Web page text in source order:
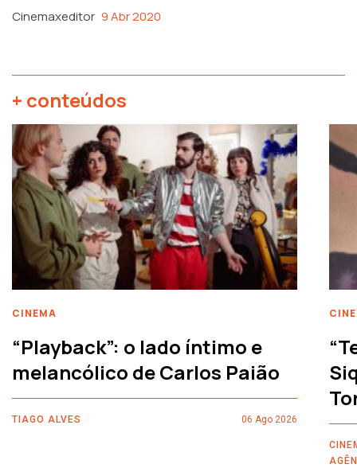
Cinemaxeditor 9 Abr 2020
+ conteúdos
CINEMA
“Playback”: o lado íntimo e
melancólico de Carlos Paião
TIAGO ALVES 06 Ago 2026